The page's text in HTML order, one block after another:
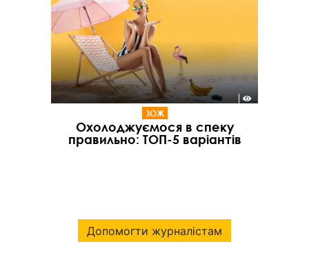
ЗОЖ
Охолоджуємося в спеку
правильно: ТОП-5 варіантів
Допомогти журналістам